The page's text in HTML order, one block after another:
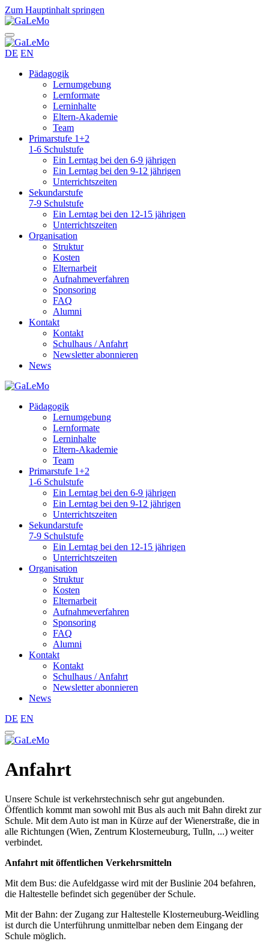
Zum Hauptinhalt springen
DE EN
Pädagogik
Lernumgebung
Lernformate
Lerninhalte
Eltern-Akademie
Team
Primarstufe 1+2
1-6 Schulstufe
Ein Lerntag bei den 6-9 jährigen
Ein Lerntag bei den 9-12 jährigen
Unterrichtszeiten
Sekundarstufe
7-9 Schulstufe
Ein Lerntag bei den 12-15 jährigen
Unterrichtszeiten
Organisation
Struktur
Kosten
Elternarbeit
Aufnahmeverfahren
Sponsoring
FAQ
Alumni
Kontakt
Kontakt
Schulhaus / Anfahrt
Newsletter abonnieren
News
Pädagogik
Lernumgebung
Lernformate
Lerninhalte
Eltern-Akademie
Team
Primarstufe 1+2
1-6 Schulstufe
Ein Lerntag bei den 6-9 jährigen
Ein Lerntag bei den 9-12 jährigen
Unterrichtszeiten
Sekundarstufe
7-9 Schulstufe
Ein Lerntag bei den 12-15 jährigen
Unterrichtszeiten
Organisation
Struktur
Kosten
Elternarbeit
Aufnahmeverfahren
Sponsoring
FAQ
Alumni
Kontakt
Kontakt
Schulhaus / Anfahrt
Newsletter abonnieren
News
DE EN
Anfahrt
Unsere Schule ist verkehrstechnisch sehr gut angebunden.
Öffentlich kommt man sowohl mit Bus als auch mit Bahn direkt zur
Schule. Mit dem Auto ist man in Kürze auf der Wienerstraße, die in
alle Richtungen (Wien, Zentrum Klosterneuburg, Tulln, ...) weiter
verbindet.
Anfahrt mit öffentlichen Verkehrsmitteln
Mit dem Bus: die Aufeldgasse wird mit der Buslinie 204 befahren,
die Haltestelle befindet sich gegenüber der Schule.
Mit der Bahn: der Zugang zur Haltestelle Klosterneuburg-Weidling
ist durch die Unterführung unmittelbar neben dem Eingang der
Schule möglich.